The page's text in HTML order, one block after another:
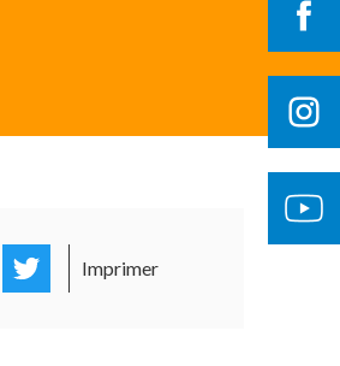
FacebookTwitter
Imprimer